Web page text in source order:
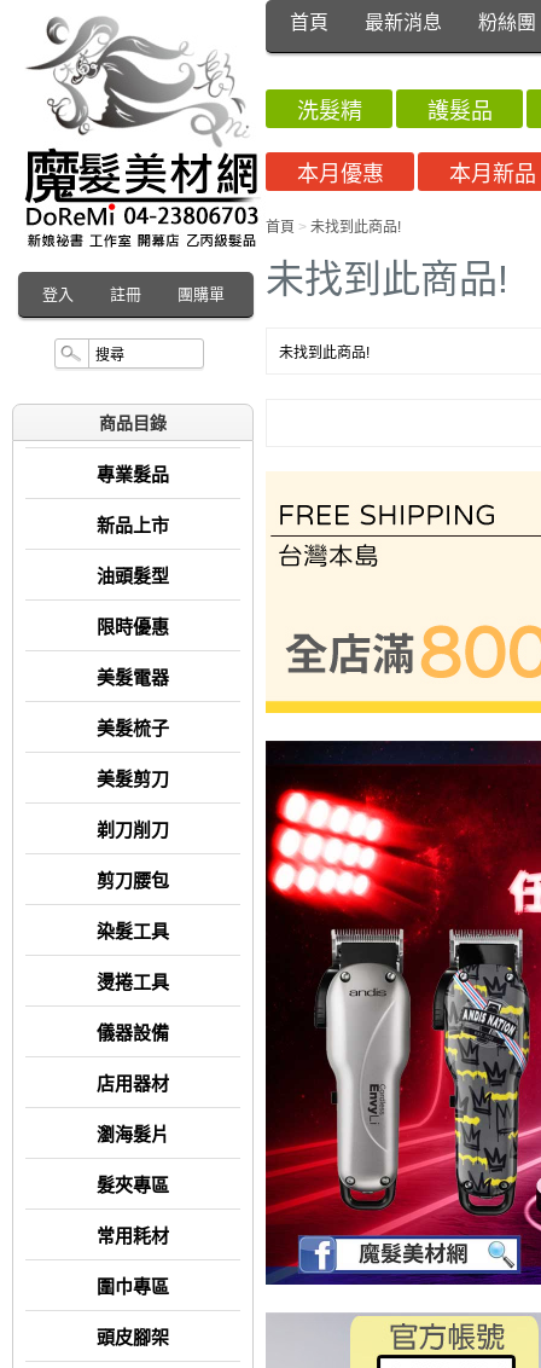
登入 註冊 團購單
首頁 最新消息 粉絲團
商品目錄
專業髮品
新品上市
油頭髮型
限時優惠
美髮電器
美髮梳子
美髮剪刀
剃刀削刀
剪刀腰包
染髮工具
燙捲工具
儀器設備
店用器材
瀏海髮片
髮夾專區
常用耗材
圍巾專區
頭皮腳架
洗髮精
護髮品
本月優惠
本月新品
首頁 > 未找到此商品!
未找到此商品!
未找到此商品!